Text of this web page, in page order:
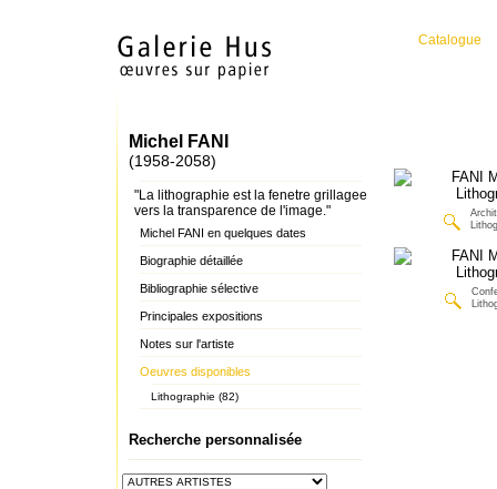
Catalogue
Michel FANI
(1958-2058)
"La lithographie est la fenetre grillagee
vers la transparence de l'image."
Michel FANI en quelques dates
Biographie détaillée
Bibliographie sélective
Principales expositions
Notes sur l'artiste
Oeuvres disponibles
Lithographie (82)
Recherche personnalisée